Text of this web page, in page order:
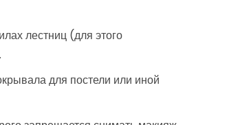
лестниц (для этого
для постели или иной